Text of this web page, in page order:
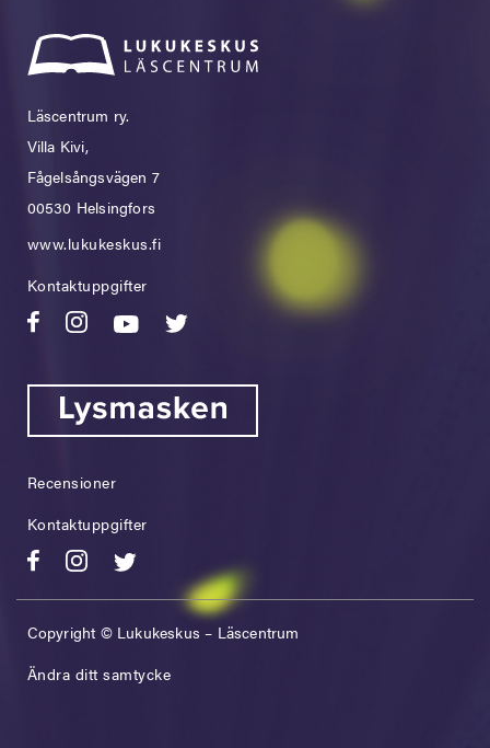
Läscentrum ry.
Villa Kivi,
Fågelsångsvägen 7
00530 Helsingfors
www.lukukeskus.fi
Kontaktuppgifter
Recensioner
Kontaktuppgifter
Copyright © Lukukeskus – Läscentrum
Ändra ditt samtycke